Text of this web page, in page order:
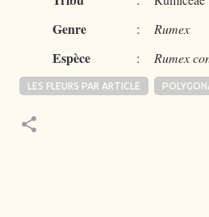
Genre : Rumex
Espèce : Rumex
LES FLEURS PAR ARTICLE